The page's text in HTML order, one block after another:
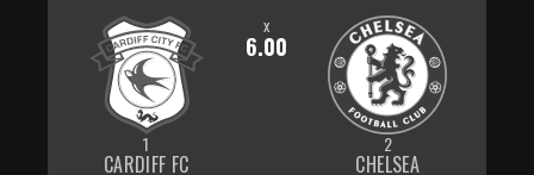
1
CARDIFF FC
x
6.00
2
CHELSEA